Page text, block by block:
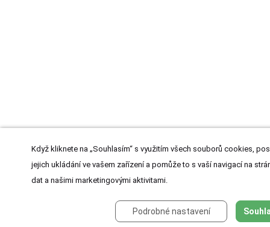
Když kliknete na „Souhlasím“ s využitím všech souborů cookies,
jejich ukládání ve vašem zařízení a pomůže to s vaší navigací na
dat a našimi marketingovými aktivitami.
Podrobné nastavení